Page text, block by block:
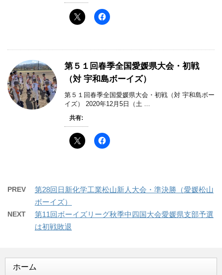
第５１回春季全国愛媛県大会・初戦
（対 宇和島ボーイズ）
第５１回春季全国愛媛県大会・初戦（対 宇和島ボー
イズ） 2020年12月5日（土 ...
共有:
PREV
第28回日新化学工業松山新人大会・準決勝（愛媛松山
ボーイズ）
NEXT
第11回ボーイズリーグ秋季中四国大会愛媛県支部予選
は初戦敗退
ホーム